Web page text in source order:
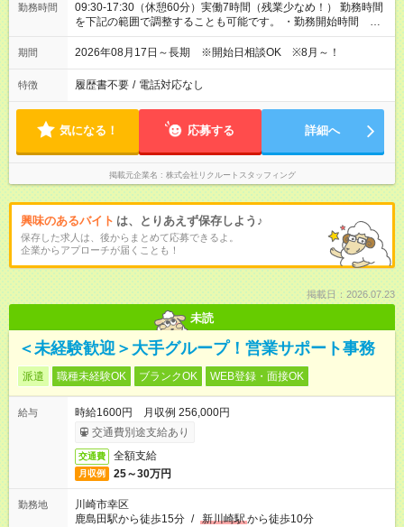
勤務時間
09:30-17:30（休憩60分）実働7時間（残業少なめ！） 勤務時間
を下記の範囲で調整することも可能です。 ・勤務開始時間
09:00～09:30 ・勤務終了時間 17:30～18:00 ・実働 07:00～
08:00
期間 2026年08月17日～長期 ※開始日相談OK ※8月～！
特徴 履歴書不要 / 電話対応なし
気になる！ 応募する 詳細へ
掲載元企業名 株式会社リクルートスタッフィング
興味のあるバイト は、とりあえず保存しよう♪
保存した求人は、後からまとめて応募できるよ。
企業からアプローチが届くことも！
掲載日：2026.07.23
未読
＜未経験歓迎＞大手グループ！営業サポート事務
派遣 職種未経験OK ブランクOK WEB登録・面接OK
給与
時給1600円 月収例 256,000円
交通費別途支給あり
交通費 全額支給
月収例 25～30万円
勤務地
川崎市幸区
鹿島田駅から徒歩15分 / 新川崎駅から徒歩10分